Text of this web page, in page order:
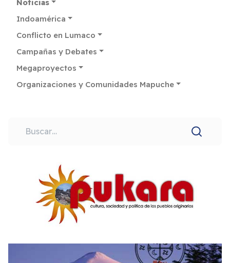
Noticias
Indoamérica
Conflicto en Lumaco
Campañas y Debates
Megaproyectos
Organizaciones y Comunidades Mapuche